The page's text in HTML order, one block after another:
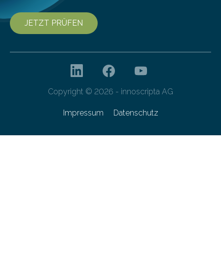
JETZT PRÜFEN
Copyright © 2026 - innoscripta AG
Impressum Datenschutz